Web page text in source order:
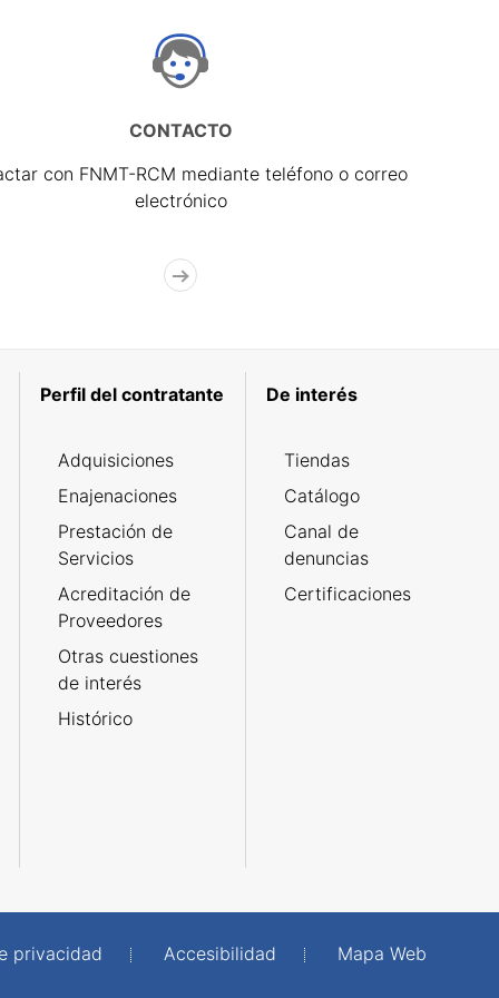
CONTACTO
con FNMT-RCM mediante teléfono o correo
electrónico
Perfil del contratante
Adquisiciones
Enajenaciones
Prestación de
Servicios
Acreditación de
Proveedores
Otras cuestiones
de interés
Histórico
De interés
Tiendas
Catálogo
Canal de
denuncias
Certificaciones
privacidad Accesibilidad Mapa Web